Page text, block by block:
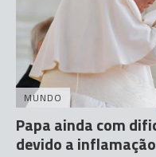
MUNDO
Papa ainda com
devido a